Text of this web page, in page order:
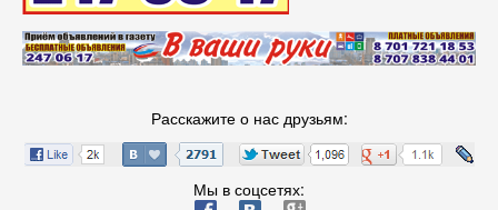
Расскажите о нас друзьям:
Мы в соцсетях: